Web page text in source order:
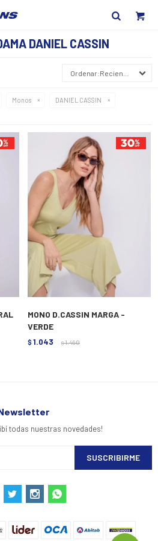
DANIEL CASSIN
Recientes
Monos DANIEL CASSIN
MONO D.CASSIN MARGA -
VERDE
$ 1.043 $ 1.490
todas nuestras novedades!
SUSCRIBIRME
  